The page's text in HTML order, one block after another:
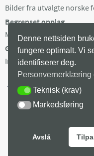
Bilder fra utvalgte norske
Begrenset opplag
Maks 100 eksemplarer av
Gratis frakt i Norge
Ingen minstepris.
Denne nettsiden
fungere optimalt. Vi
identifiserer deg.
Personvernerklæring
TEKNISK (KRAV)
Teknisk (krav)
MARKEDSFØRING
Markedsføring
Avslå